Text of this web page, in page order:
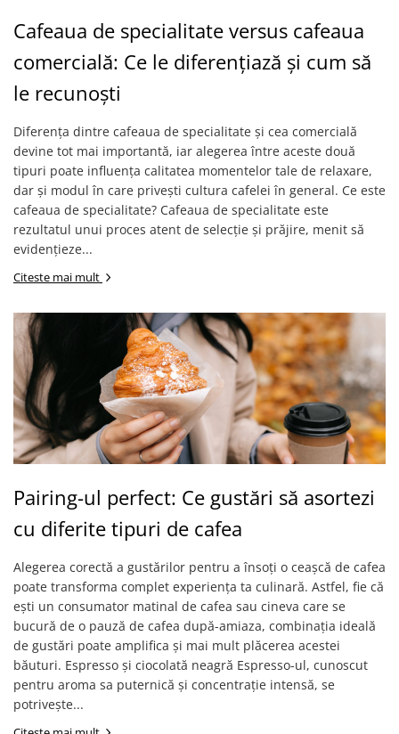
Cafeaua de specialitate versus cafeaua
comercială: Ce le diferențiază și cum să
le recunoști
Diferența dintre cafeaua de specialitate și cea comercială
devine tot mai importantă, iar alegerea între aceste două
tipuri poate influența calitatea momentelor tale de relaxare,
dar și modul în care privești cultura cafelei în general. Ce este
cafeaua de specialitate? Cafeaua de specialitate este
rezultatul unui proces atent de selecție și prăjire, menit să
evidențieze...
Citeste mai mult
Pairing-ul perfect: Ce gustări să asortezi
cu diferite tipuri de cafea
Alegerea corectă a gustărilor pentru a însoți o ceașcă de cafea
poate transforma complet experiența ta culinară. Astfel, fie că
ești un consumator matinal de cafea sau cineva care se
bucură de o pauză de cafea după-amiaza, combinația ideală
de gustări poate amplifica și mai mult plăcerea acestei
băuturi. Espresso și ciocolată neagră Espresso-ul, cunoscut
pentru aroma sa puternică și concentrație intensă, se
potrivește...